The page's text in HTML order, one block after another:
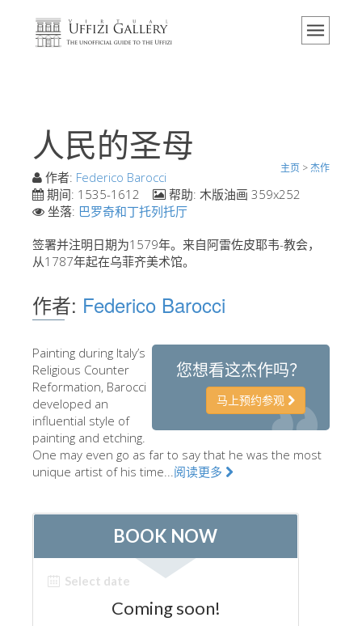
主页
活动 & 展览
游客的评论
联系我们
现在预定
展示室
艺术家
佛罗伦萨博物馆
巴杰罗美术馆
圣马可博物馆
考古学博物馆
人民的圣母
主页 >杰作
作者: Federico Barocci
期间: 1535-1612 帮助: 木版油画 359x252
坐落: 巴罗奇和丁托列托厅
签署并注明日期为1579年。来自阿雷佐皮耶韦-教会，
从1787年起在乌菲齐美术馆。
作者: Federico Barocci
您想看这杰作吗？
马上预约参观
Painting during Italy’s
Religious Counter
Reformation, Barocci
developed an
influential style of
painting and etching.
One may even go as far to say that he was the most
unique artist of his time...阅读更多